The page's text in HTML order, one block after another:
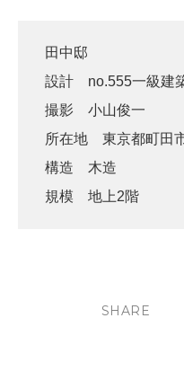
田中邸
設計 no.555一級建
撮影 小山俊一
所在地 東京都町田
構造 木造
規模 地上2階
SHARE